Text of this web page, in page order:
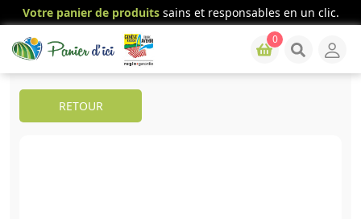
Votre panier de produitssains et responsables en un clic.
0
RETOUR